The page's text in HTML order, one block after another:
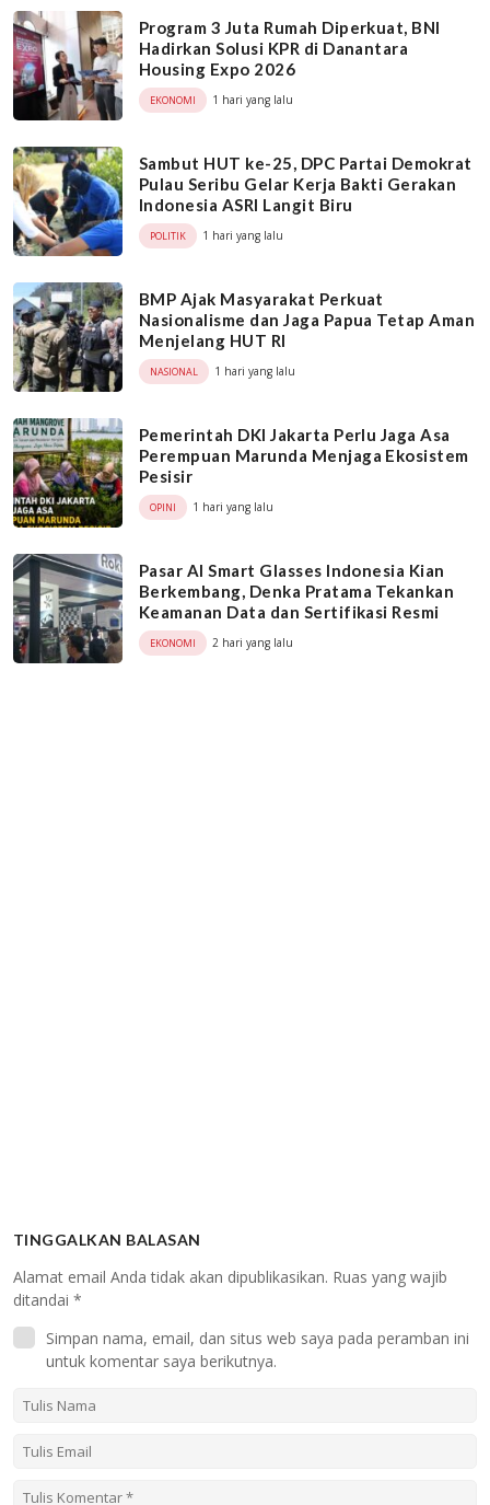
Program 3 Juta Rumah Diperkuat, BNI
Hadirkan Solusi KPR di Danantara
Housing Expo 2026
EKONOMI 1 hari yang lalu
Sambut HUT ke-25, DPC Partai Demokrat
Pulau Seribu Gelar Kerja Bakti Gerakan
Indonesia ASRI Langit Biru
POLITIK 1 hari yang lalu
BMP Ajak Masyarakat Perkuat
Nasionalisme dan Jaga Papua Tetap Aman
Menjelang HUT RI
NASIONAL 1 hari yang lalu
Pemerintah DKI Jakarta Perlu Jaga Asa
Perempuan Marunda Menjaga Ekosistem
Pesisir
OPINI 1 hari yang lalu
Pasar AI Smart Glasses Indonesia Kian
Berkembang, Denka Pratama Tekankan
Keamanan Data dan Sertifikasi Resmi
EKONOMI 2 hari yang lalu
TINGGALKAN BALASAN
Alamat email Anda tidak akan dipublikasikan. Ruas yang wajib
ditandai *
Simpan nama, email, dan situs web saya pada peramban ini
untuk komentar saya berikutnya.